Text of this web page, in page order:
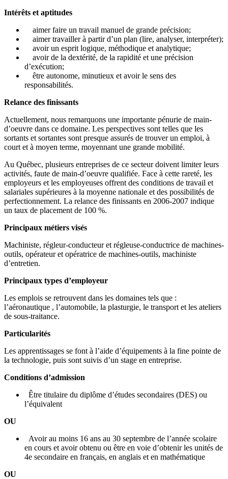
Intérêts et aptitudes
aimer faire un travail manuel de grande précision;
aimer travailler à partir d’un plan (lire, analyser, interpréter);
avoir un esprit logique, méthodique et analytique;
avoir de la dextérité, de la rapidité et une précision
d’exécution;
être autonome, minutieux et avoir le sens des
responsabilités.
Relance des finissants
Actuellement, nous remarquons une importante pénurie de main-
d’oeuvre dans ce domaine. Les perspectives sont telles que les
sortants et sortantes sont presque assurés de trouver un emploi, à
court et à moyen terme, moyennant une grande mobilité.
Au Québec, plusieurs entreprises de ce secteur doivent limiter leurs
activités, faute de main-d’oeuvre qualifiée. Face à cette rareté, les
employeurs et les employeuses offrent des conditions de travail et
salariales supérieures à la moyenne nationale et des possibilités de
perfectionnement. La relance des finissants en 2006-2007 indique
un taux de placement de 100 %.
Principaux métiers visés
Machiniste, régleur-conducteur et régleuse-conductrice de machines-
outils, opérateur et opératrice de machines-outils, machiniste
d’entretien.
Principaux types d’employeur
Les emplois se retrouvent dans les domaines tels que :
l’aéronautique , l’automobile, la plasturgie, le transport et les ateliers
de sous-traitance.
Particularités
Les apprentissages se font à l’aide d’équipements à la fine pointe de
la technologie, puis sont suivis d’un stage en entreprise.
Conditions d’admission
Être titulaire du diplôme d’études secondaires (DES) ou
l’équivalent
OU
Avoir au moins 16 ans au 30 septembre de l’année scolaire
en cours et avoir obtenu ou être en voie d’obtenir les unités de
4e secondaire en français, en anglais et en mathématique
OU